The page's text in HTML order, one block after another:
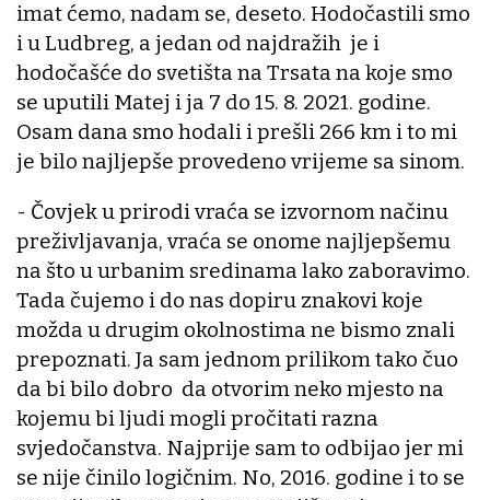
imat ćemo, nadam se, deseto. Hodočastili smo
i u Ludbreg, a jedan od najdražih je i
hodočašće do svetišta na Trsata na koje smo
se uputili Matej i ja 7 do 15. 8. 2021. godine.
Osam dana smo hodali i prešli 266 km i to mi
je bilo najljepše provedeno vrijeme sa sinom.
- Čovjek u prirodi vraća se izvornom načinu
preživljavanja, vraća se onome najljepšemu
na što u urbanim sredinama lako zaboravimo.
Tada čujemo i do nas dopiru znakovi koje
možda u drugim okolnostima ne bismo znali
prepoznati. Ja sam jednom prilikom tako čuo
da bi bilo dobro da otvorim neko mjesto na
kojemu bi ljudi mogli pročitati razna
svjedočanstva. Najprije sam to odbijao jer mi
se nije činilo logičnim. No, 2016. godine i to se